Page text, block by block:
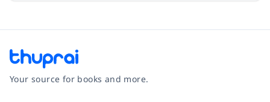
Your source for books and more.